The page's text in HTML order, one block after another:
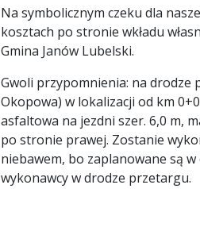
Na symbolicznym czeku dla
kosztach po stronie wkładu
Gmina Janów Lubelski.
Gwoli przypomnienia: na drodze
Okopowa) w lokalizacji od km
asfaltowa na jezdni szer. 6,0 m,
po stronie prawej. Zostanie
niebawem, bo zaplanowane są
wykonawcy w drodze przetargu.